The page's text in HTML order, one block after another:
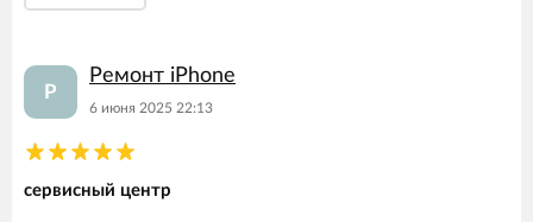
Р
Ремонт iPhone
6 июня 2025 22:13
сервисный центр